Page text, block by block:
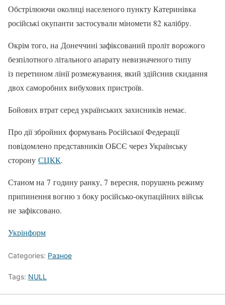
Обстрілюючи околиці населеного пункту Катеринівка
російські окупанти застосували міномети 82 калібру.
Окрім того, на Донеччині зафіксований проліт ворожого
безпілотного літального апарату невизначеного типу
із перетином лінії розмежування, який здійснив скидання
двох саморобних вибухових пристроїв.
Бойових втрат серед українських захисників немає.
Про дії збройних формувань Російської Федерації
повідомлено представників ОБСЄ через Українську
сторону СЦКК.
Станом на 7 годину ранку, 7 вересня, порушень режиму
припинення вогню з боку російсько-окупаційних військ
не зафіксовано.
Укрінформ
Categories: Разное
Tags: NULL